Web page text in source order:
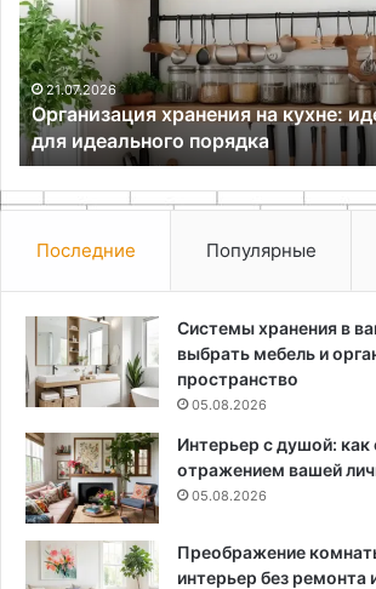
идеи
и
решения
для
идеального
порядка
21.07.2026
Организация хранения на кухне:
для идеального порядка
Последние Популярные
Системы хранения в
выбрать мебель и
пространство
05.08.2026
Интерьер с душой: как
отражением вашей
05.08.2026
Преображение
интерьер без ремонта